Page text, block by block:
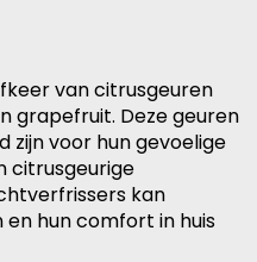
van citrusgeuren
grapefruit. Deze geuren
zijn voor hun gevoelige
citrusgeurige
kan
hun comfort in huis